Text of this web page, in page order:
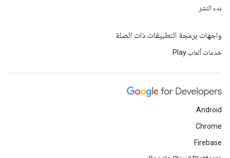
بدء النشر
واجهات برمجة التطبيقات ذات الصلة
خدمات ألعاب Play
Android
Chrome
Firebase